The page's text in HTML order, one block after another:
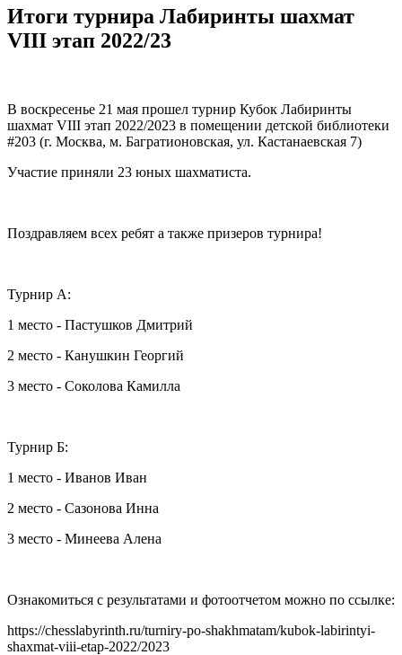
Итоги турнира Лабиринты шахмат
VIII этап 2022/23
В воскресенье 21 мая прошел турнир Кубок Лабиринты
шахмат VIII этап 2022/2023 в помещении детской библиотеки
#203 (г. Москва, м. Багратионовская, ул. Кастанаевская 7)
Участие приняли 23 юных шахматиста.
Поздравляем всех ребят а также призеров турнира!
Турнир А:
1 место - Пастушков Дмитрий
2 место - Канушкин Георгий
3 место - Соколова Камилла
Турнир Б:
1 место - Иванов Иван
2 место - Сазонова Инна
3 место - Минеева Алена
Ознакомиться с результатами и фотоотчетом можно по ссылке:
https://chesslabyrinth.ru/turniry-po-shakhmatam/kubok-labirintyi-
shaxmat-viii-etap-2022/2023